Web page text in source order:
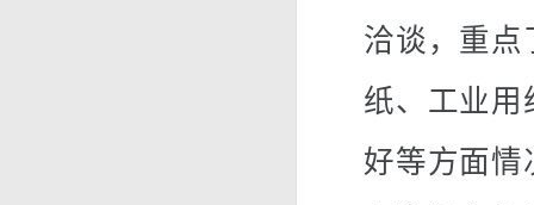
洽谈，重点
纸、工业用
好等方面情